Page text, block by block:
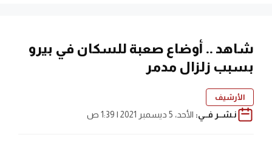
شاهد .. أوضاع صعبة للسكان في بيرو
بسبب زلزال مدمر
الأرشيف
نـشــر فــي: الأحد، 5 ديسمبر 2021 | 1:39 ص